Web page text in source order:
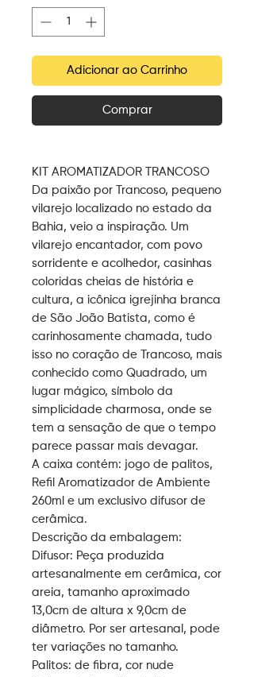
Adicionar ao Carrinho
Comprar
KIT AROMATIZADOR TRANCOSO
Da paixão por Trancoso, pequeno
vilarejo localizado no estado da
Bahia, veio a inspiração. Um
vilarejo encantador, com povo
sorridente e acolhedor, casinhas
coloridas cheias de história e
cultura, a icônica igrejinha branca
de São João Batista, como é
carinhosamente chamada, tudo
isso no coração de Trancoso, mais
conhecido como Quadrado, um
lugar mágico, símbolo da
simplicidade charmosa, onde se
tem a sensação de que o tempo
parece passar mais devagar.
A caixa contém: jogo de palitos,
Refil Aromatizador de Ambiente
260ml e um exclusivo difusor de
cerâmica.
Descrição da embalagem:
Difusor: Peça produzida
artesanalmente em cerâmica, cor
areia, tamanho aproximado
13,0cm de altura x 9,0cm de
diâmetro. Por ser artesanal, pode
ter variações no tamanho.
Palitos: de fibra, cor nude